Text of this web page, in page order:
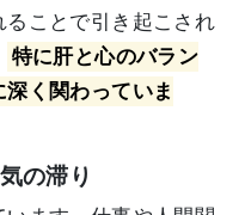
ことで引き起こされ
特に肝と心のバラン
く関わっていま
の滞り